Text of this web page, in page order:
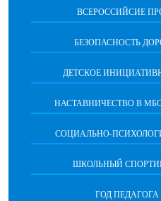
ВСЕРОССИЙСИЕ
БЕЗОПАСНОСТЬ
ДЕТСКОЕ
НАСТАВНИЧЕСТВО В
СОЦИАЛЬНО-
ШКОЛЬНЫЙ
ГОД